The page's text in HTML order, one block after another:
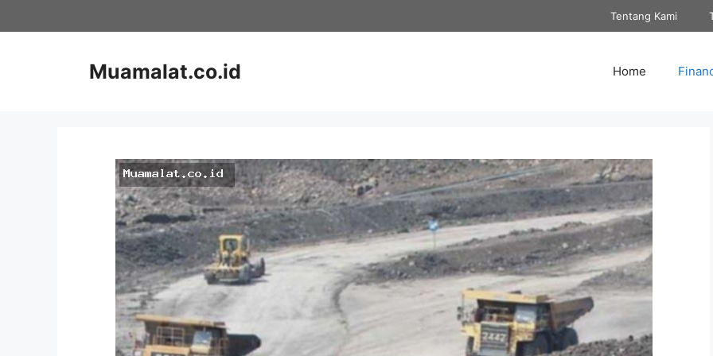
to
Tentang Kami
Muamalat.co.id Home